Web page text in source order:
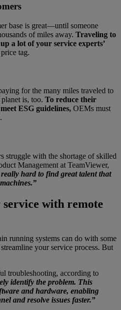
base is great—until someone
of miles away. Traveling to
a lot of your service experts’
tag.
for the many miles traveled to
is, too. To reduce their
ESG guidelines, OEMs must
struggle with the shortage of skilled
Management at TeamViewer,
really hard to find great talent that
with remote
running systems can do with some
your service process. But
troubleshooting, according to
identify the problem. This
and hardware, enabling
and resolve issues faster.”